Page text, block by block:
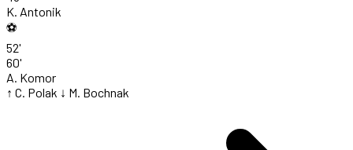
K. Antonik
⚽
52'
60'
A. Komor
↑ C. Polak ↓ M. Bochnak